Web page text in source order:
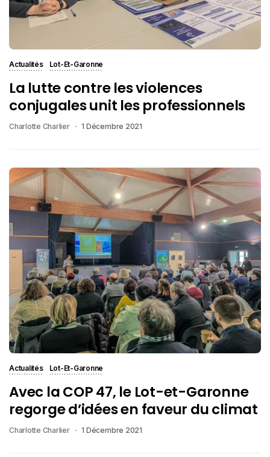
Actualités Lot-Et-Garonne
La lutte contre les violences
conjugales unit les professionnels
Charlotte Charlier 1 Décembre 2021
Actualités Lot-Et-Garonne
Avec la COP 47, le Lot-et-Garonne
regorge d’idées en faveur du climat
Charlotte Charlier 1 Décembre 2021